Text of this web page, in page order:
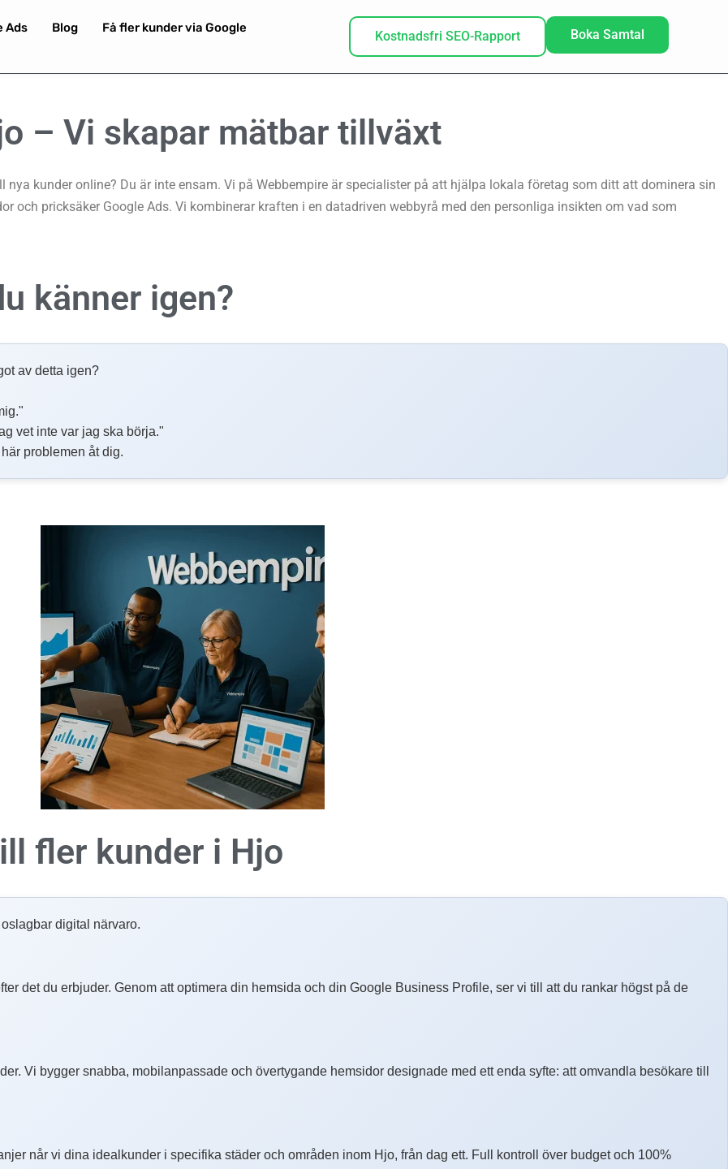
Ads Blog Få fler kunder via Google
Kostnadsfri SEO-Rapport Boka Samtal
– Vi skapar mätbar tillväxt
kunder online? Du är inte ensam. Vi på Webbempire är specialister på att hjälpa lokala företag som ditt att dominera sin
och pricksäker Google Ads. Vi kombinerar kraften i en datadriven webbyrå med den personliga insikten om vad som
känner igen?
av detta igen?
vet inte var jag ska börja."
problemen åt dig.
fler kunder i Hjo
digital närvaro.
det du erbjuder. Genom att optimera din hemsida och din Google Business Profile, ser vi till att du rankar högst på de
Vi bygger snabba, mobilanpassade och övertygande hemsidor designade med ett enda syfte: att omvandla besökare till
når vi dina idealkunder i specifika städer och områden inom Hjo, från dag ett. Full kontroll över budget och 100%